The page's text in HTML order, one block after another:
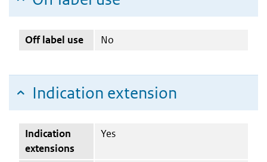
Off label use No
Indication extension
Indication
extensions
Yes